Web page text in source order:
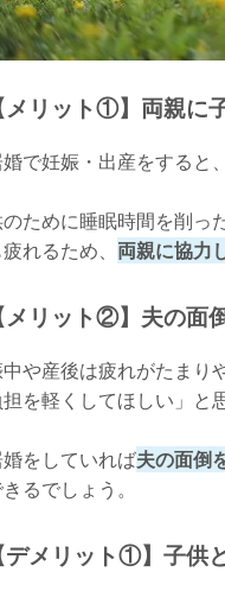
メリット①】両親に
婚で妊娠・出産をすると
ために睡眠時間を削っ
れるため、 両親に協力
メリット②】夫の面
や産後は疲れがたまり
を軽くしてほしい」と
婚をしていれば夫の面倒
るでしょう。
デメリット①】子供